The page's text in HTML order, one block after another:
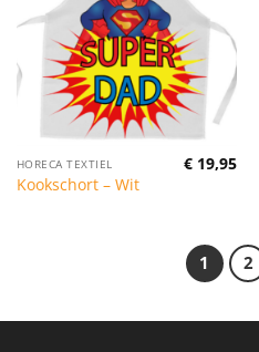
HORECA TEXTIEL
Kookschort – Wit
€ 19,95
1 2